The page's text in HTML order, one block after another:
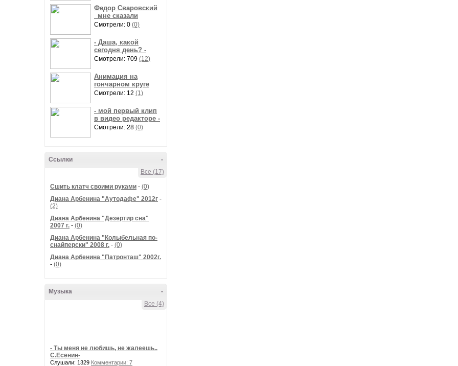
Федор Сваровский
_мне сказали
Смотрели: 0 (0)
- Даша, какой
сегодня день? -
Смотрели: 709 (12)
Анимация на
гончарном круге
Смотрели: 12 (1)
- мой первый клип
в видео редакторе -
Смотрели: 28 (0)
-
Ссылки
Все (17)
Сшить клатч своими руками - (0)
Диана Арбенина "Аутодафе" 2012г -
(2)
Диана Арбенина "Дезертир сна"
2007 г. - (0)
Диана Арбенина "Колыбельная по-
снайперски" 2008 г. - (0)
Диана Арбенина "Патронташ" 2002г.
- (0)
-
Музыка
Все (4)
- Ты меня не любишь, не жалеешь..
С.Есенин-
Слушали: 1329 Комментарии: 7